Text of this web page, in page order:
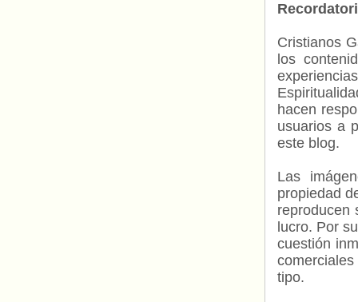
Cristianos
los
hacen
usuarios a
este blog.
Las
propiedad
reproducen
lucro. Por
cuestión
tipo.